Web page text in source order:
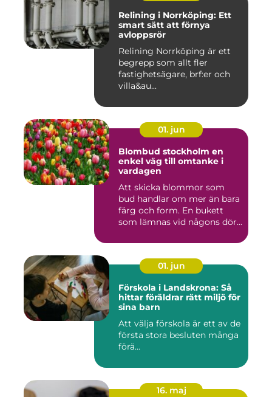
Relining i Norrköping: Ett
smart sätt att förnya
avloppsrör
Relining Norrköping är ett
begrepp som allt fler
fastighetsägare, brf:er och
villa&au...
01. jun
Blombud stockholm en
enkel väg till omtanke i
vardagen
Att skicka blommor som
bud handlar om mer än bara
färg och form. En bukett
som lämnas vid någons dör...
01. jun
Förskola i Landskrona: Så
hittar föräldrar rätt miljö för
sina barn
Att välja förskola är ett av de
första stora besluten många
förä...
16. maj